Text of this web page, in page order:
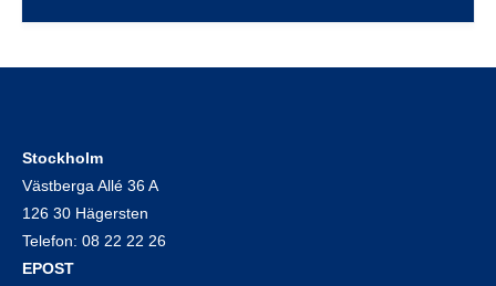
Stockholm
Västberga Allé 36 A
126 30 Hägersten
Telefon: 08 22 22 26
EPOST